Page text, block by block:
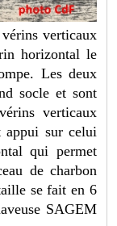
verticaux
horizontal le
Les deux
socle et sont
verticaux
appui sur celui
qui permet
de charbon
se fait en 6
SAGEM